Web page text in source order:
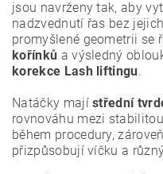
jsou navrženy tak, aby
nadzvednutí řas bez
promyšlené geometrii se
kořínků a výsledný
korekce Lash liftingu.
Natáčky majístřední
rovnováhu mezi
během procedury,
přizpůsobují víčku a